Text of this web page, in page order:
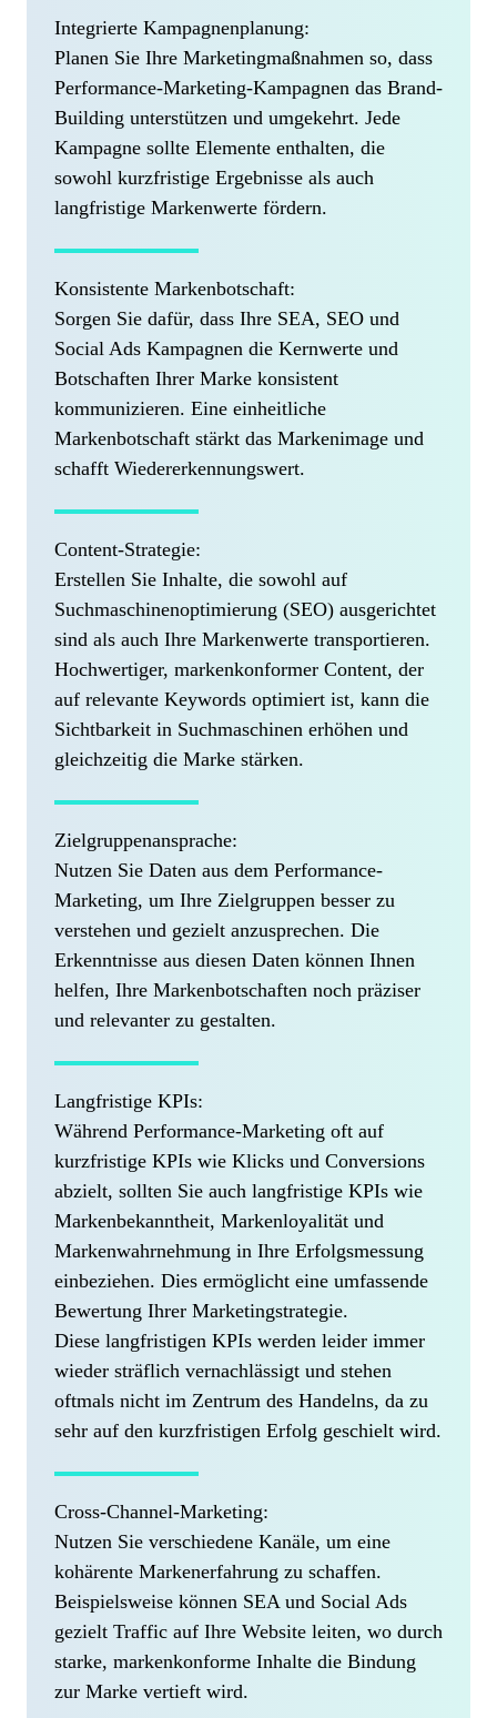
Integrierte Kampagnenplanung:
Planen Sie Ihre Marketingmaßnahmen so, dass
Performance-Marketing-Kampagnen das Brand-
Building unterstützen und umgekehrt. Jede
Kampagne sollte Elemente enthalten, die
sowohl kurzfristige Ergebnisse als auch
langfristige Markenwerte fördern.
Konsistente Markenbotschaft:
Sorgen Sie dafür, dass Ihre SEA, SEO und
Social Ads Kampagnen die Kernwerte und
Botschaften Ihrer Marke konsistent
kommunizieren. Eine einheitliche
Markenbotschaft stärkt das Markenimage und
schafft Wiedererkennungswert.
Content-Strategie:
Erstellen Sie Inhalte, die sowohl auf
Suchmaschinenoptimierung (SEO) ausgerichtet
sind als auch Ihre Markenwerte transportieren.
Hochwertiger, markenkonformer Content, der
auf relevante Keywords optimiert ist, kann die
Sichtbarkeit in Suchmaschinen erhöhen und
gleichzeitig die Marke stärken.
Zielgruppenansprache:
Nutzen Sie Daten aus dem Performance-
Marketing, um Ihre Zielgruppen besser zu
verstehen und gezielt anzusprechen. Die
Erkenntnisse aus diesen Daten können Ihnen
helfen, Ihre Markenbotschaften noch präziser
und relevanter zu gestalten.
Langfristige KPIs:
Während Performance-Marketing oft auf
kurzfristige KPIs wie Klicks und Conversions
abzielt, sollten Sie auch langfristige KPIs wie
Markenbekanntheit, Markenloyalität und
Markenwahrnehmung in Ihre Erfolgsmessung
einbeziehen. Dies ermöglicht eine umfassende
Bewertung Ihrer Marketingstrategie.
Diese langfristigen KPIs werden leider immer
wieder sträflich vernachlässigt und stehen
oftmals nicht im Zentrum des Handelns, da zu
sehr auf den kurzfristigen Erfolg geschielt wird.
Cross-Channel-Marketing:
Nutzen Sie verschiedene Kanäle, um eine
kohärente Markenerfahrung zu schaffen.
Beispielsweise können SEA und Social Ads
gezielt Traffic auf Ihre Website leiten, wo durch
starke, markenkonforme Inhalte die Bindung
zur Marke vertieft wird.